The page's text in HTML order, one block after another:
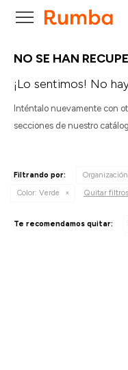

NO SE HAN
¡Lo sentimos! No
Inténtalo nuevamente con
secciones de nuestro
Filtrando por: Organización
Color: Verde Quitar filtros
Te recomendamos quitar: